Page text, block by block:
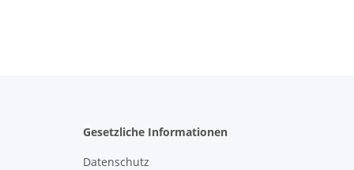
Gesetzliche Informationen
Datenschutz